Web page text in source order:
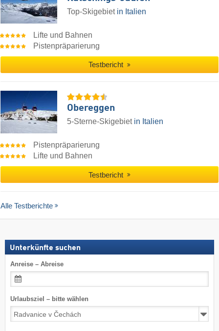
Top-Skigebiet in Italien
Lifte und Bahnen
Pistenpräparierung
Testbericht
Obereggen
5-Sterne-Skigebiet in Italien
Pistenpräparierung
Lifte und Bahnen
Testbericht
Alle Testberichte
Unterkünfte suchen
Anreise – Abreise
Urlaubsziel – bitte wählen